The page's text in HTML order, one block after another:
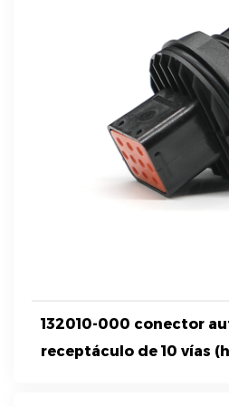
132010-000 conector
receptáculo de 10 vías